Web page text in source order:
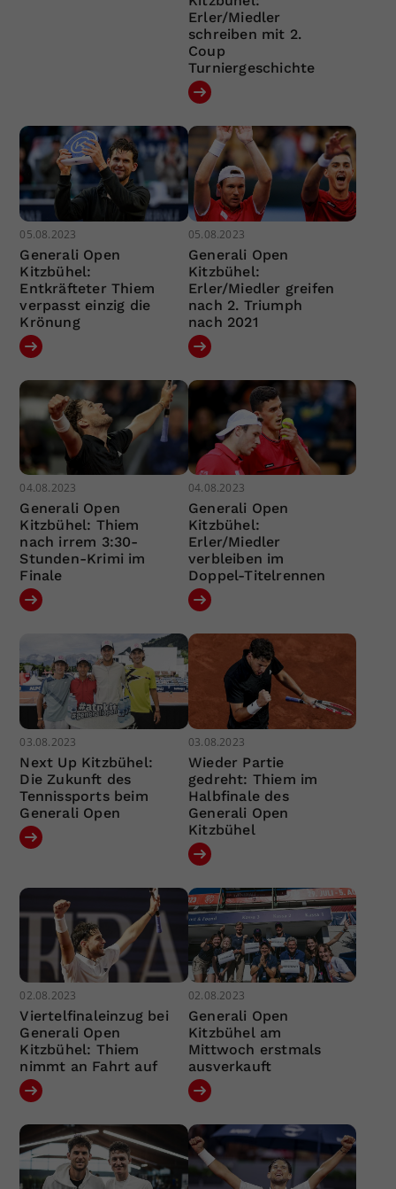
Erler/Miedler
schreiben mit 2.
Coup
Turniergeschichte
05.08.2023
Generali Open
Kitzbühel:
Entkräfteter Thiem
verpasst einzig die
Krönung
05.08.2023
Generali Open
Kitzbühel:
Erler/Miedler greifen
nach 2. Triumph
nach 2021
04.08.2023
Generali Open
Kitzbühel: Thiem
nach irrem 3:30-
Stunden-Krimi im
Finale
04.08.2023
Generali Open
Kitzbühel:
Erler/Miedler
verbleiben im
Doppel-Titelrennen
03.08.2023
Next Up Kitzbühel:
Die Zukunft des
Tennissports beim
Generali Open
03.08.2023
Wieder Partie
gedreht: Thiem im
Halbfinale des
Generali Open
Kitzbühel
02.08.2023
Viertelfinaleinzug bei
Generali Open
Kitzbühel: Thiem
nimmt an Fahrt auf
02.08.2023
Generali Open
Kitzbühel am
Mittwoch erstmals
ausverkauft